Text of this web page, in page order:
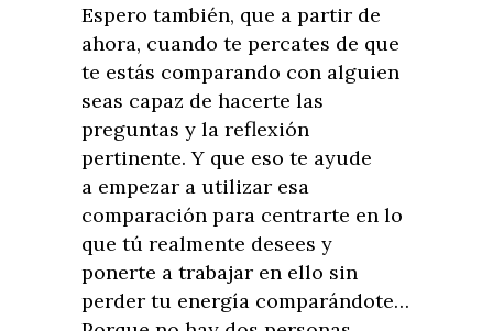
Espero también, que a partir de
ahora, cuando te percates de que
te estás comparando con alguien
seas capaz de hacerte las
preguntas y la reflexión
pertinente. Y que eso te ayude
a empezar a utilizar esa
comparación para centrarte en lo
que tú realmente desees y
ponerte a trabajar en ello sin
perder tu energía comparándote…